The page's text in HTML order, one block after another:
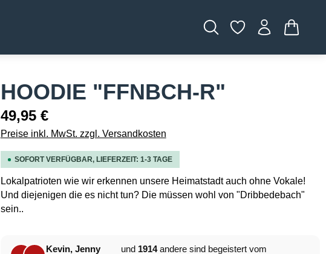
HOODIE "FFNBCH-R"
49,95 €
Preise inkl. MwSt. zzgl. Versandkosten
SOFORT VERFÜGBAR, LIEFERZEIT: 1-3 TAGE
Lokalpatrioten wie wir erkennen unsere Heimatstadt auch ohne Vokale!
Und diejenigen die es nicht tun? Die müssen wohl von "Dribbedebach"
sein..
Kevin, Jenny und 1914andere sind begeistert vom